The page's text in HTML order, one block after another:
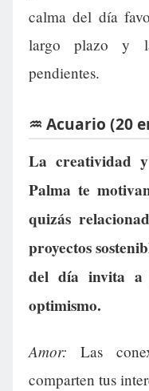
calma del día
largo plazo y
pendientes.
♒ Acuario (20
La creatividad
Palma te
quizás
proyectos
del día invita a
optimismo.
Amor: Las
comparten tus